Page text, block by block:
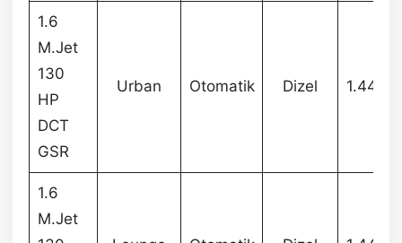
1.6
M.Jet
130
HP
DCT
GSR
Urban Otomatik Dizel
1.6
M.Jet